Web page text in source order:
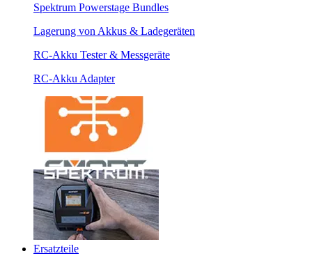
Spektrum Powerstage Bundles
Lagerung von Akkus & Ladegeräten
RC-Akku Tester & Messgeräte
RC-Akku Adapter
Ersatzteile